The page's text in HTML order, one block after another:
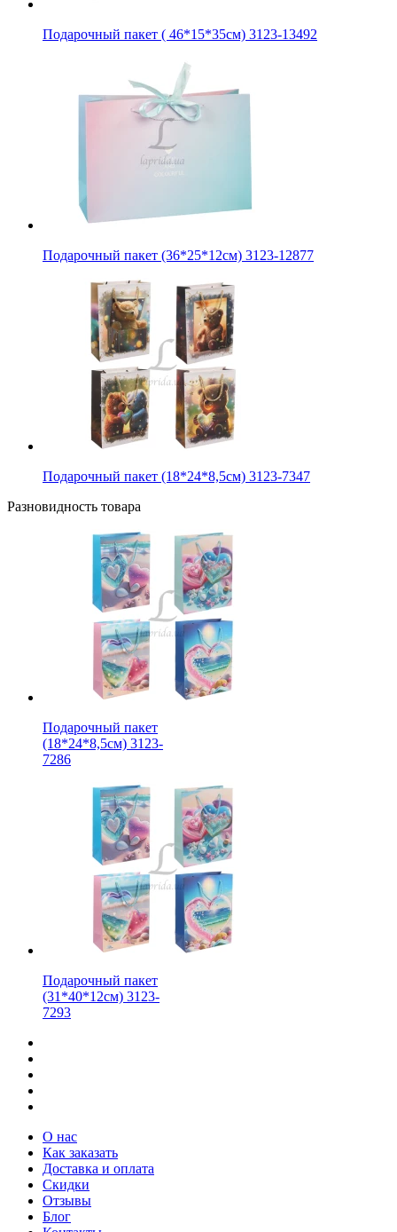
Подарочный пакет ( 46*15*35см) 3123-13492
Подарочный пакет (36*25*12см) 3123-12877
Подарочный пакет (18*24*8,5см) 3123-7347
Разновидность товара
Подарочный пакет
(18*24*8,5см) 3123-
7286
Подарочный пакет
(31*40*12см) 3123-
7293
О нас
Как заказать
Доставка и оплата
Скидки
Отзывы
Блог